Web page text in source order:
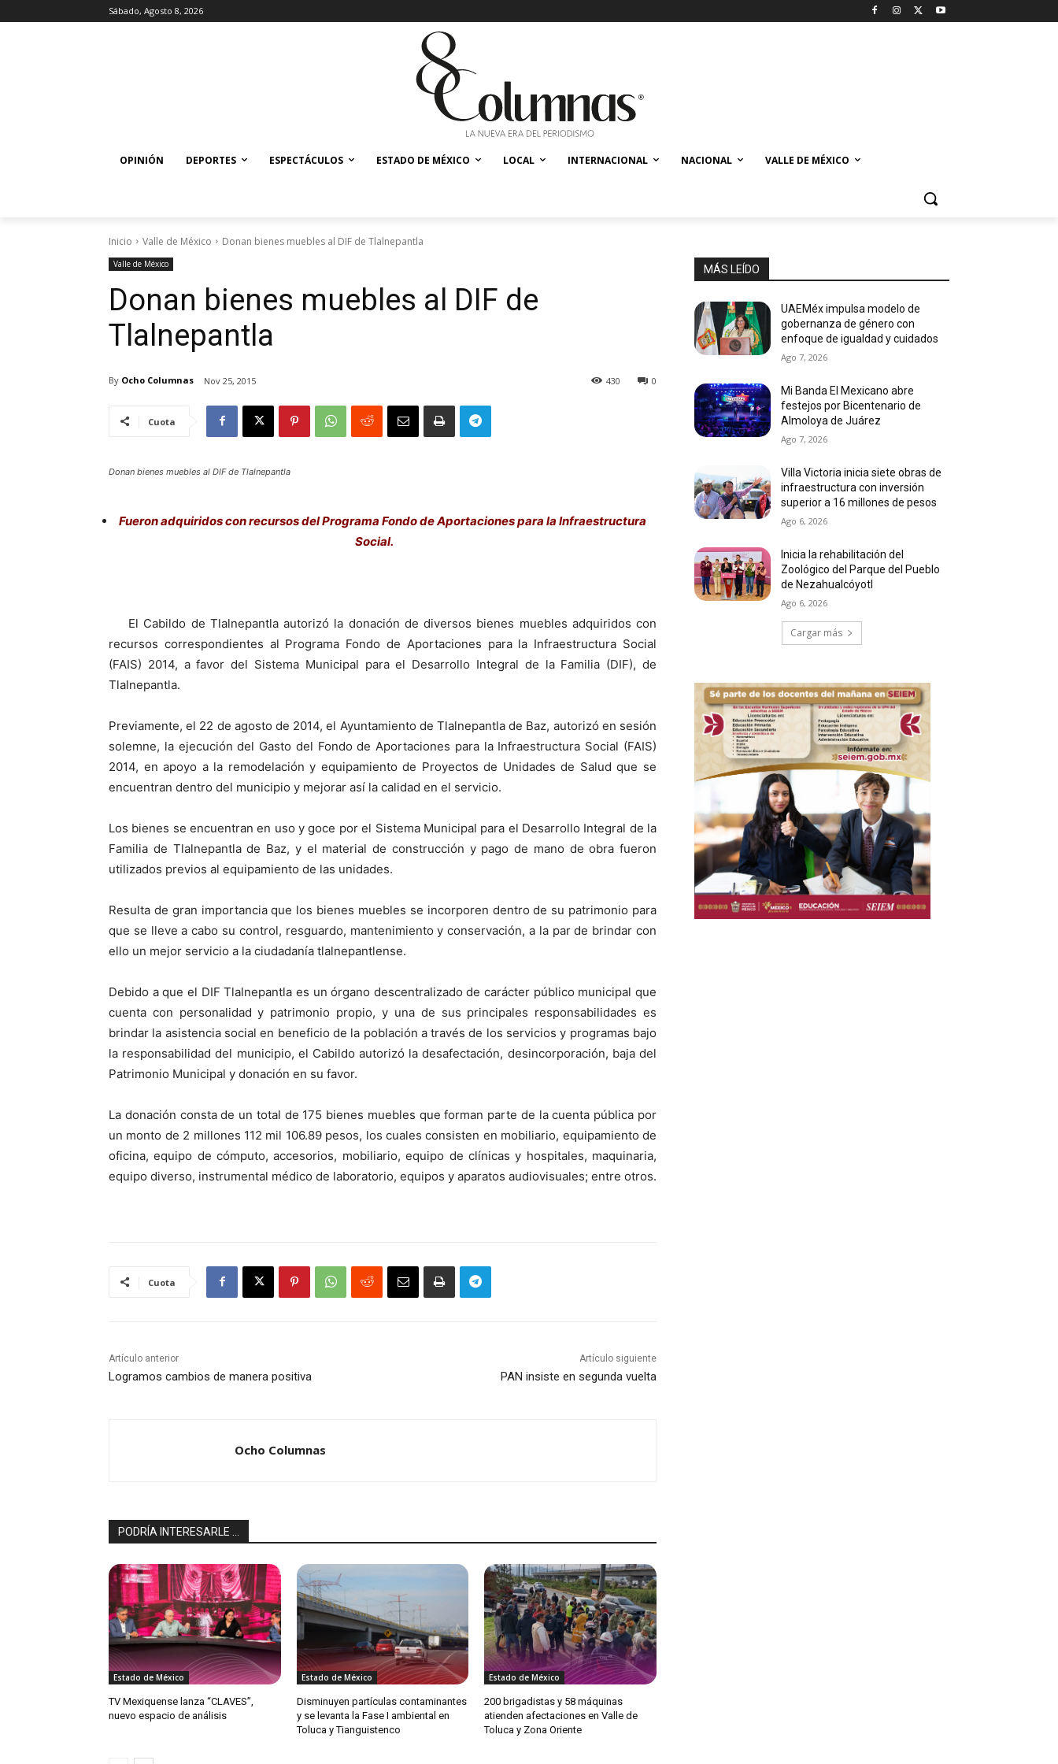
Sábado, Agosto 8, 2026
OPINIÓN DEPORTES ESPECTÁCULOS ESTADO DE MÉXICO LOCAL INTERNACIONAL NACIONAL VALLE DE MÉXICO
Inicio Valle de México Donan bienes muebles al DIF de Tlalnepantla
Valle de México
Donan bienes muebles al DIF de
Tlalnepantla
By Ocho Columnas Nov 25, 2015 0
430
Cuota
Donan bienes muebles al DIF de Tlalnepantla
Fueron adquiridos con recursos del Programa Fondo de Aportaciones para la Infraestructura
Social.
El Cabildo de Tlalnepantla autorizó la donación de diversos bienes muebles adquiridos con
recursos correspondientes al Programa Fondo de Aportaciones para la Infraestructura Social
(FAIS) 2014, a favor del Sistema Municipal para el Desarrollo Integral de la Familia (DIF), de
Tlalnepantla.
Previamente, el 22 de agosto de 2014, el Ayuntamiento de Tlalnepantla de Baz, autorizó en sesión
solemne, la ejecución del Gasto del Fondo de Aportaciones para la Infraestructura Social (FAIS)
2014, en apoyo a la remodelación y equipamiento de Proyectos de Unidades de Salud que se
encuentran dentro del municipio y mejorar así la calidad en el servicio.
Los bienes se encuentran en uso y goce por el Sistema Municipal para el Desarrollo Integral de la
Familia de Tlalnepantla de Baz, y el material de construcción y pago de mano de obra fueron
utilizados previos al equipamiento de las unidades.
Resulta de gran importancia que los bienes muebles se incorporen dentro de su patrimonio para
que se lleve a cabo su control, resguardo, mantenimiento y conservación, a la par de brindar con
ello un mejor servicio a la ciudadanía tlalnepantlense.
Debido a que el DIF Tlalnepantla es un órgano descentralizado de carácter público municipal que
cuenta con personalidad y patrimonio propio, y una de sus principales responsabilidades es
brindar la asistencia social en beneficio de la población a través de los servicios y programas bajo
la responsabilidad del municipio, el Cabildo autorizó la desafectación, desincorporación, baja del
Patrimonio Municipal y donación en su favor.
La donación consta de un total de 175 bienes muebles que forman parte de la cuenta pública por
un monto de 2 millones 112 mil 106.89 pesos, los cuales consisten en mobiliario, equipamiento de
oficina, equipo de cómputo, accesorios, mobiliario, equipo de clínicas y hospitales, maquinaria,
equipo diverso, instrumental médico de laboratorio, equipos y aparatos audiovisuales; entre otros.
Cuota
Artículo anterior
Logramos cambios de manera positiva
Artículo siguiente
PAN insiste en segunda vuelta
Ocho Columnas
PODRÍA INTERESARLE ...
Estado de México
TV Mexiquense lanza “CLAVES”,
nuevo espacio de análisis
Estado de México
Disminuyen partículas contaminantes
y se levanta la Fase I ambiental en
Toluca y Tianguistenco
Estado de México
200 brigadistas y 58 máquinas
atienden afectaciones en Valle de
Toluca y Zona Oriente
MÁS LEÍDO
UAEMéx impulsa modelo de
gobernanza de género con
enfoque de igualdad y cuidados
Ago 7, 2026
Mi Banda El Mexicano abre
festejos por Bicentenario de
Almoloya de Juárez
Ago 7, 2026
Villa Victoria inicia siete obras de
infraestructura con inversión
superior a 16 millones de pesos
Ago 6, 2026
Inicia la rehabilitación del
Zoológico del Parque del Pueblo
de Nezahualcóyotl
Ago 6, 2026
Cargar más